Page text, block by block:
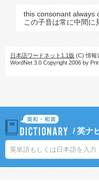
this consonant always
この子音は常に中間に
日本語ワードネット1.1版 (C) 情報
WordNet 3.0 Copyright 2006 by
/英ナ